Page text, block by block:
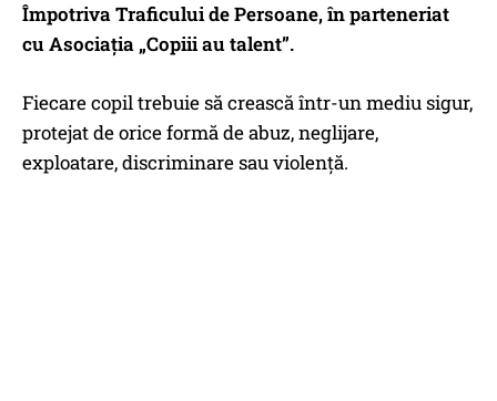
Împotriva Traficului de Persoane, în parteneriat
cu Asociația „Copiii au talent”.
Fiecare copil trebuie să crească într-un mediu sigur,
protejat de orice formă de abuz, neglijare,
exploatare, discriminare sau violență.